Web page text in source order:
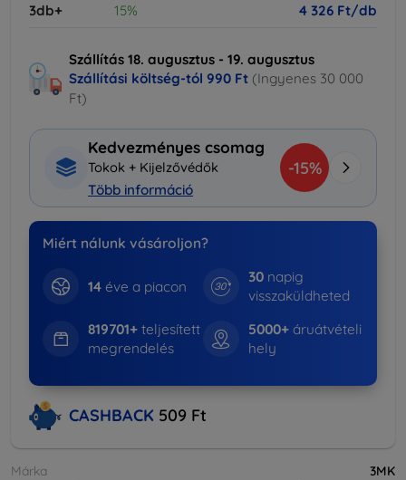
3db+ 15% 4 326 Ft/db
Szállítás 18. augusztus - 19. augusztus
Szállítási költség-tól 990 Ft (Ingyenes 30 000
Ft)
Kedvezményes csomag
Tokok + Kijelzővédők
Több információ
-15%
Miért nálunk vásároljon?
14éve a piacon
30 napig
visszaküldheted
819701+teljesített
megrendelés
5000+ áruátvételi
hely
CASHBACK 509 Ft
Márka
3MK